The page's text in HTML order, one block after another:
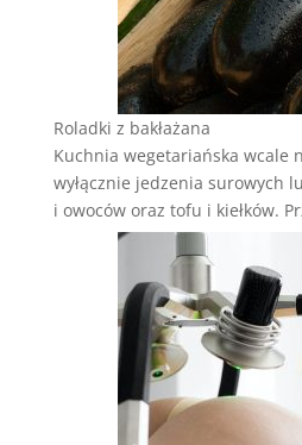
Roladki z bakłażana
Kuchnia wegetariańska wcale
wyłącznie jedzenia surowych
i owoców oraz tofu i kiełków.